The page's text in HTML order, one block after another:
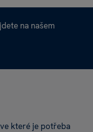
na našem
které je potřeba